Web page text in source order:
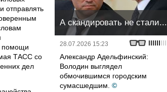
отправлять
помощи
ТАСС со
дел
А скандировать не стали...
28.07.2026 15:23
Александр Адельфинский:
Володин выглядел
обмочившимся городским
сумасшедшим. ©